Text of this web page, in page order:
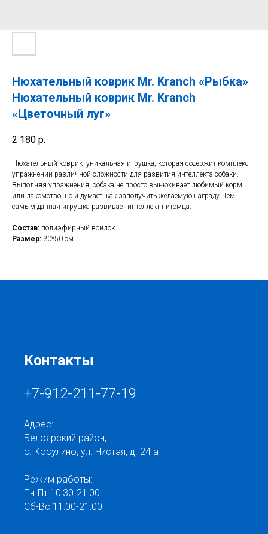
Нюхательный коврик Mr. Kranch «Рыбка»
Нюхательный коврик Mr. Kranch
«Цветочный луг»
2 180 р.
Нюхательный коврик- уникальная игрушка, которая содержит комплекс
упражнений различной сложности для развития интеллекта собаки.
Выполняя упражнения, собака не просто вынюхивает любимый корм
или лакомство, но и думает, как заполучить желаемую награду. Тем
самым данная игрушка развивает интеллект питомца.
Состав: полиэфирный войлок
Размер: 30*50 см
Контакты
+7-912-211-77-19
Адрес:
Белоярский район,
с. Косулино, ул. Чистая, д. 24 а
Режим работы:
Пн-Пт 10:30-21:00
Сб-Вс 11:00-21:00